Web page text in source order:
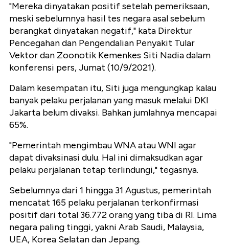
"Mereka dinyatakan positif setelah pemeriksaan,
meski sebelumnya hasil tes negara asal sebelum
berangkat dinyatakan negatif," kata Direktur
Pencegahan dan Pengendalian Penyakit Tular
Vektor dan Zoonotik Kemenkes Siti Nadia dalam
konferensi pers, Jumat (10/9/2021).
Dalam kesempatan itu, Siti juga mengungkap kalau
banyak pelaku perjalanan yang masuk melalui DKI
Jakarta belum divaksi. Bahkan jumlahnya mencapai
65%.
"Pemerintah mengimbau WNA atau WNI agar
dapat divaksinasi dulu. Hal ini dimaksudkan agar
pelaku perjalanan tetap terlindungi," tegasnya.
Sebelumnya dari 1 hingga 31 Agustus, pemerintah
mencatat 165 pelaku perjalanan terkonfirmasi
positif dari total 36.772 orang yang tiba di RI. Lima
negara paling tinggi, yakni Arab Saudi, Malaysia,
UEA, Korea Selatan dan Jepang.